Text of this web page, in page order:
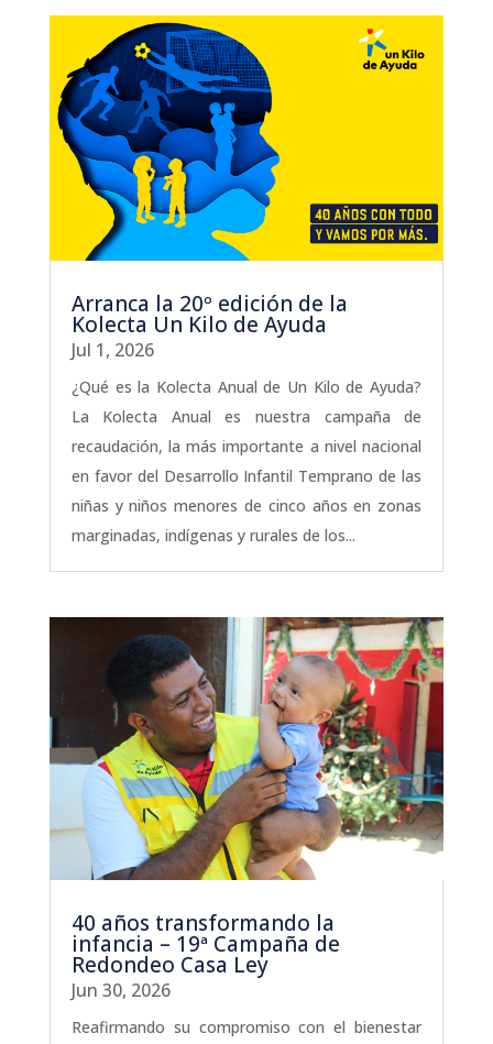
Arranca la 20º edición de la
Kolecta Un Kilo de Ayuda
Jul 1, 2026
¿Qué es la Kolecta Anual de Un Kilo de Ayuda?
La Kolecta Anual es nuestra campaña de
recaudación, la más importante a nivel nacional
en favor del Desarrollo Infantil Temprano de las
niñas y niños menores de cinco años en zonas
marginadas, indígenas y rurales de los...
40 años transformando la
infancia – 19ª Campaña de
Redondeo Casa Ley
Jun 30, 2026
Reafirmando su compromiso con el bienestar